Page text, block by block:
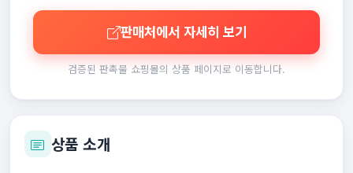
판매처에서 자세히 보기
검증된 판촉물 쇼핑몰의 상품 페이지로 이동합니다.
상품 소개